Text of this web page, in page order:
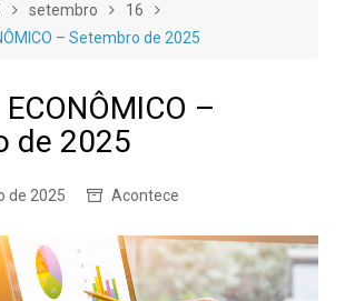
setembro
16
– Setembro de 2025
ECONÔMICO –
de 2025
de 2025 Acontece